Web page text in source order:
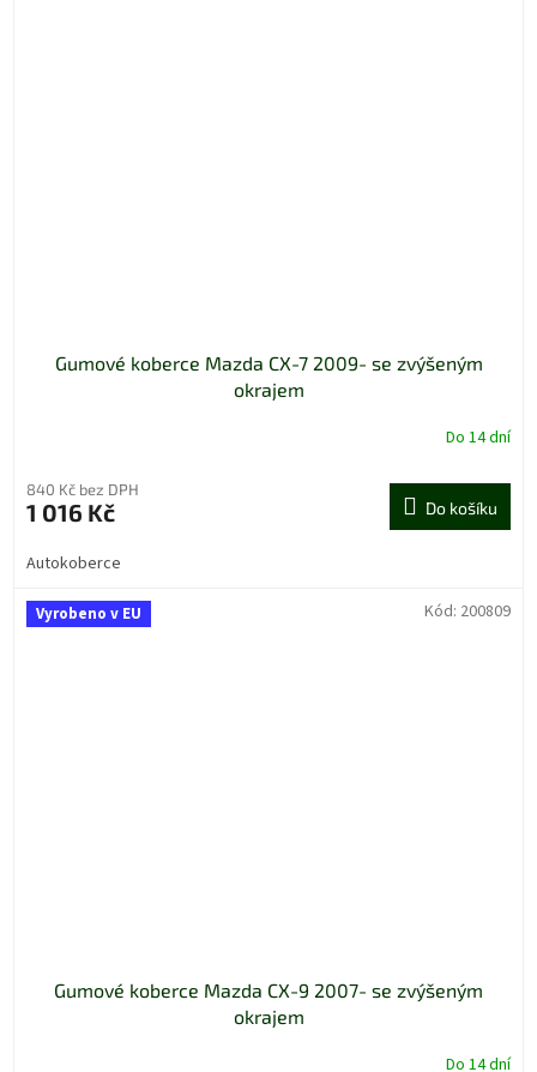
Gumové koberce Mazda CX-7 2009- se zvýšeným
okrajem
Do 14 dní
840 Kč bez DPH
1 016 Kč Do košíku
Autokoberce
Vyrobeno v EU
Gumové koberce Mazda CX-9 2007- se zvýšeným
okrajem
Do 14 dní
Kód: 200809